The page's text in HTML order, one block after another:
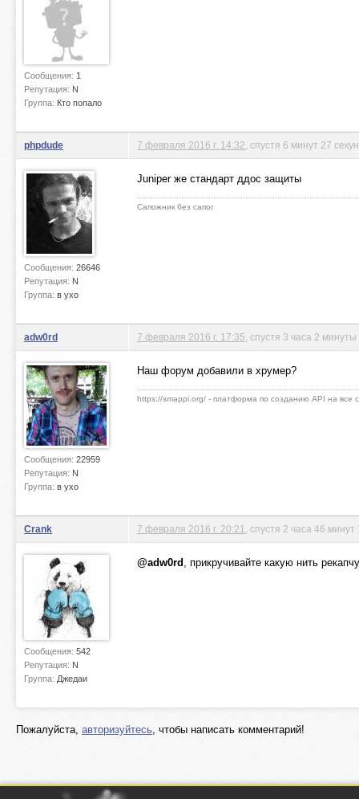
Сообщения: 1
Репутация: N
Группа: Кто попало
phpdude
Сообщения: 26646
Репутация: N
Группа: в ухо
7 февраля 2016 г. 14:32 , спустя 6 минут 27
Juniper же стандарт ддос защиты
Сапожник без сапог
adw0rd
Сообщения: 22959
Репутация: N
Группа: в ухо
7 февраля 2016 г. 17:35 , спустя 3 часа 2
Наш форум добавили в хрумер?
https://smappi.org/ - платформа по созданию API на все
Crank
Сообщения: 542
Репутация: N
Группа: Джедаи
7 февраля 2016 г. 20:21 , спустя 2 часа 46 минут
@adw0rd , прикручивайте какую нить
Пожалуйста, авторизуйтесь, чтобы написать комментарий!